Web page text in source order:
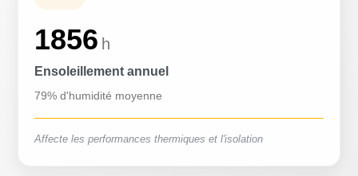
1856 h
Ensoleillement annuel
79% d'humidité moyenne
Affecte les performances thermiques et l'isolation